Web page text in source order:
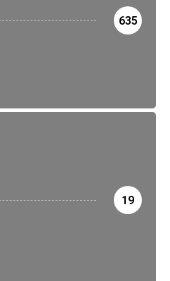
635
19